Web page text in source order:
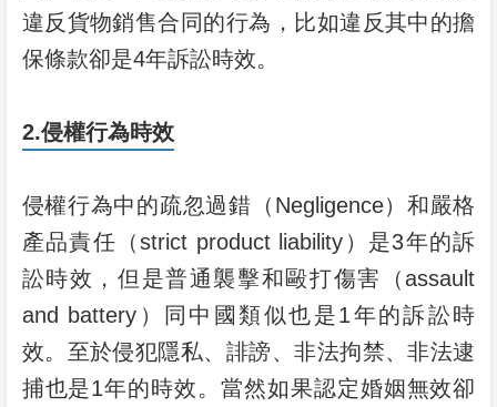
違反貨物銷售合同的行為，比如違反其中的擔
保條款卻是4年訴訟時效。
2.侵權行為時效
侵權行為中的疏忽過錯（Negligence）和嚴格
產品責任（strict product liability）是3年的訴
訟時效，但是普通襲擊和毆打傷害（assault
and battery）同中國類似也是1年的訴訟時
效。至於侵犯隱私、誹謗、非法拘禁、非法逮
捕也是1年的時效。當然如果認定婚姻無效卻